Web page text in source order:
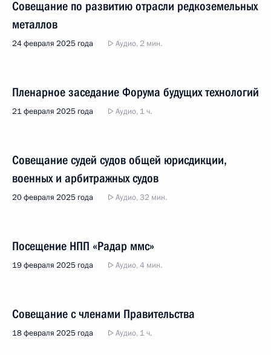
Совещание по развитию отрасли редкоземельных
металлов
24 февраля 2025 года Аудио, 2 мин.
Пленарное заседание Форума будущих технологий
21 февраля 2025 года Аудио, 1 ч.
Совещание судей судов общей юрисдикции,
военных и арбитражных судов
20 февраля 2025 года Аудио, 32 мин.
Посещение НПП «Радар ммс»
19 февраля 2025 года Аудио, 4 мин.
Совещание с членами Правительства
18 февраля 2025 года Аудио, 1 ч.